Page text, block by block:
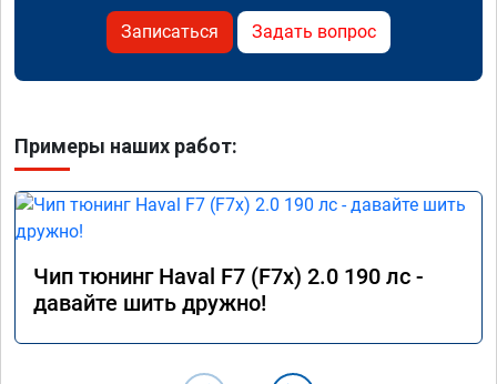
Записаться Задать вопрос
Примеры наших работ:
Чип тюнинг Haval F7 (F7x) 2.0 190 лс -
давайте шить дружно!